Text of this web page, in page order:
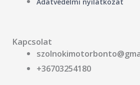
Adatvédelmi nyilatkozat
Kapcsolat
+36703254180